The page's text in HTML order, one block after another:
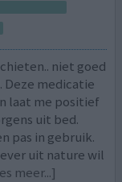
niet goed
Deze medicatie
laat me positief
uit bed.
pas in gebruik.
uit nature wil
meer...]